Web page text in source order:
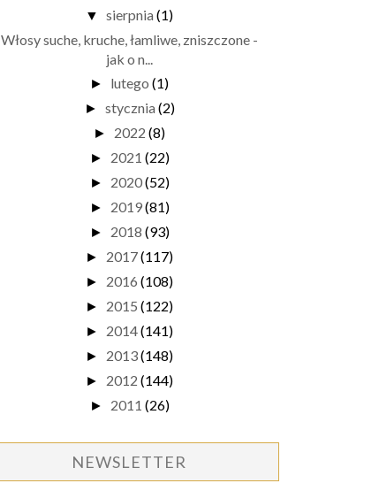
▼ sierpnia (1)
Włosy suche, kruche, łamliwe, zniszczone -
jak o n...
► lutego (1)
► stycznia (2)
► 2022 (8)
► 2021 (22)
► 2020(52)
► 2019(81)
► 2018 (93)
► 2017(117)
► 2016 (108)
► 2015 (122)
► 2014(141)
► 2013(148)
► 2012 (144)
► 2011 (26)
NEWSLETTER